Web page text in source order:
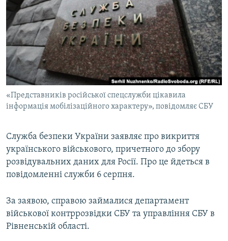
СПЕЦПРОЕКТИ
ДЕПОРТАЦІЯ
ВІДЕОУРОКИ «ELIFBE»
СВІДЧЕННЯ ОКУПАЦІЇ
УКРАЇНСЬКА ПРОБЛЕМА КРИМУ
ІНФОГРАФІКА
ЯК ОБІЙТИ БЛОКУВАННЯ
Русский
Qırımtatar
ДОЛУЧАЙСЯ!
Усі сайти RFE/RL
«Представників російської спецслужби цікавила
інформація мобілізаційного характеру», повідомляє СБУ
Служба безпеки України заявляє про викриття
українського військового, причетного до збору
розвідувальних даних для Росії. Про це йдеться в
повідомленні служби 6 серпня.
За заявою, справою займалися департамент
військової контррозвідки СБУ та управління СБУ в
Рівненській області.